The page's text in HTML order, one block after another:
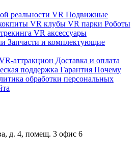
реальности VR Подвижные
VR клубы VR парки Роботы
VR аксессуары
Запчасти и комплектующие
аттракцион Доставка и оплата
поддержка Гарантия Почему
обработки персональных
д. 4, помещ. 3 офис 6